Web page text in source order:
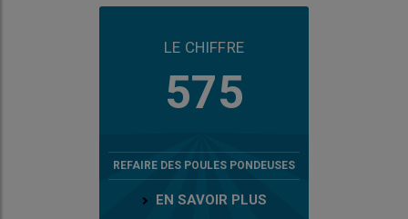
LE CHIFFRE
575
REFAIRE DES POULES PONDEUSES
EN SAVOIR PLUS